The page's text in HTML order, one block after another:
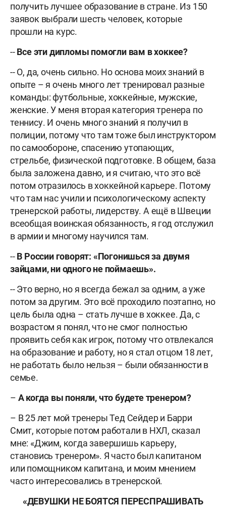
получить лучшее образование в стране. Из 150
заявок выбрали шесть человек, которые
прошли на курс.
--Все эти дипломы помогли вам в хоккее?
-- О, да, очень сильно. Но основа моих знаний в
опыте – я очень много лет тренировал разные
команды: футбольные, хоккейные, мужские,
женские. У меня вторая категория тренера по
теннису. И очень много знаний я получил в
полиции, потому что там тоже был инструктором
по самообороне, спасению утопающих,
стрельбе, физической подготовке. В общем, база
была заложена давно, и я считаю, что это всё
потом отразилось в хоккейной карьере. Потому
что там нас учили и психологическому аспекту
тренерской работы, лидерству. А ещё в Швеции
всеобщая воинская обязанность, я год отслужил
в армии и многому научился там.
--В России говорят: «Погонишься за двумя
зайцами, ни одного не поймаешь».
-- Это верно, но я всегда бежал за одним, а уже
потом за другим. Это всё проходило поэтапно, но
цель была одна – стать лучше в хоккее. Да, с
возрастом я понял, что не смог полностью
проявить себя как игрок, потому что отвлекался
на образование и работу, но я стал отцом 18 лет,
не работать было нельзя – были обязанности в
семье.
– А когда вы поняли, что будете тренером?
– В 25 лет мой тренеры Тед Сейдер и Барри
Смит, которые потом работали в НХЛ, сказал
мне: «Джим, когда завершишь карьеру,
становись тренером». Я часто был капитаном
или помощником капитана, и моим мнением
часто интересовались в тренерской.
«ДЕВУШКИ НЕ БОЯТСЯ ПЕРЕСПРАШИВАТЬ